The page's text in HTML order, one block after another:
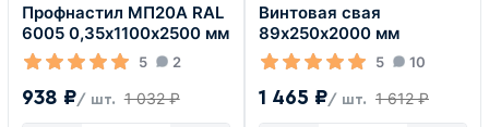
Профнастил МП20А RAL
6005 0,35х1100х2500 мм
5 2
938 ₽/ шт. 1 032 ₽
Винтовая свая
89х250х2000 мм
5 10
1 465 ₽/ шт. 1 612 ₽